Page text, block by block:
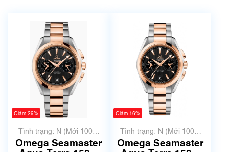
Giảm 29%
Tình trạng: N (Mới 100%
chưa qua sử dụng)
Omega Seamaster
Giảm 16%
Tình trạng: N (Mới 100%
chưa qua sử dụng)
Omega Seamaster